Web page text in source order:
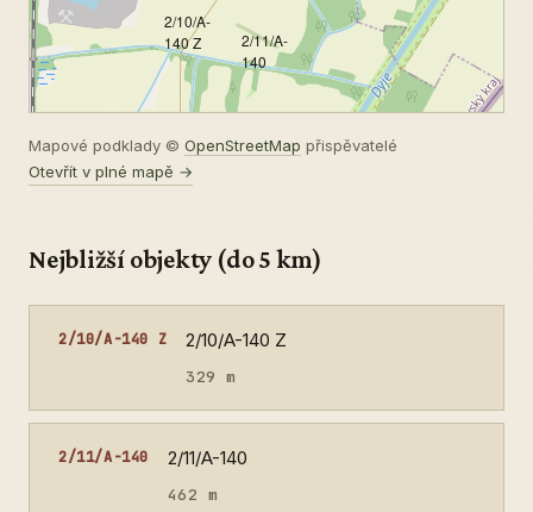
2/10/A-
140 Z
2/11/A-
140
Mapové podklady © OpenStreetMap přispěvatelé
Otevřít v plné mapě →
Nejbližší objekty (do 5 km)
2/10/A-140 Z 2/10/A-140 Z
329 m
2/11/A-140 2/11/A-140
462 m